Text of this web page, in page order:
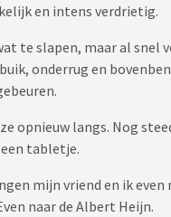
en intens verdrietig.
te slapen, maar al snel
onderrug en
opnieuw langs. Nog
tabletje.
mijn vriend en ik even
naar de Albert Heijn.